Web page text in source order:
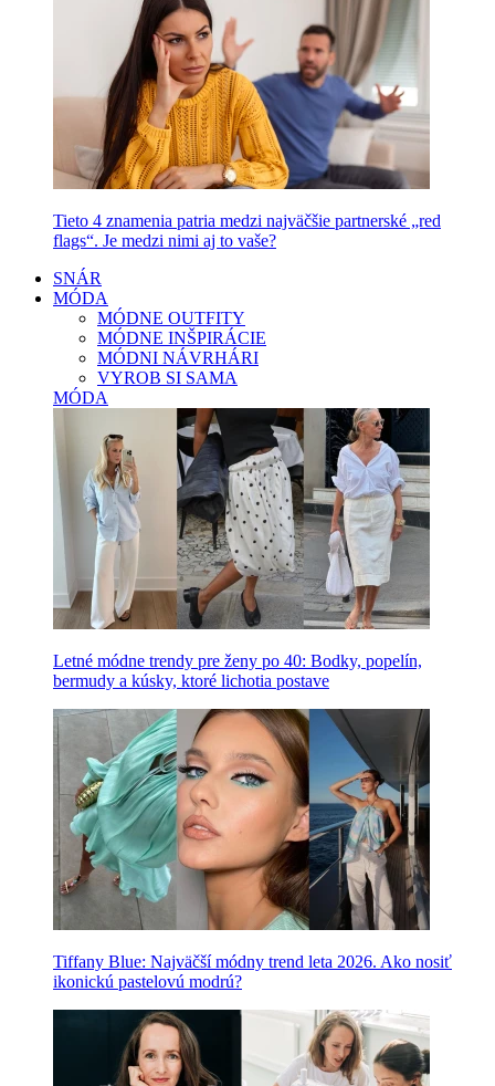
Tieto 4 znamenia patria medzi najväčšie partnerské „red
flags“. Je medzi nimi aj to vaše?
SNÁR
MÓDA
MÓDNE OUTFITY
MÓDNE INŠPIRÁCIE
MÓDNI NÁVRHÁRI
VYROB SI SAMA
MÓDA
Letné módne trendy pre ženy po 40: Bodky, popelín,
bermudy a kúsky, ktoré lichotia postave
Tiffany Blue: Najväčší módny trend leta 2026. Ako nosiť
ikonickú pastelovú modrú?